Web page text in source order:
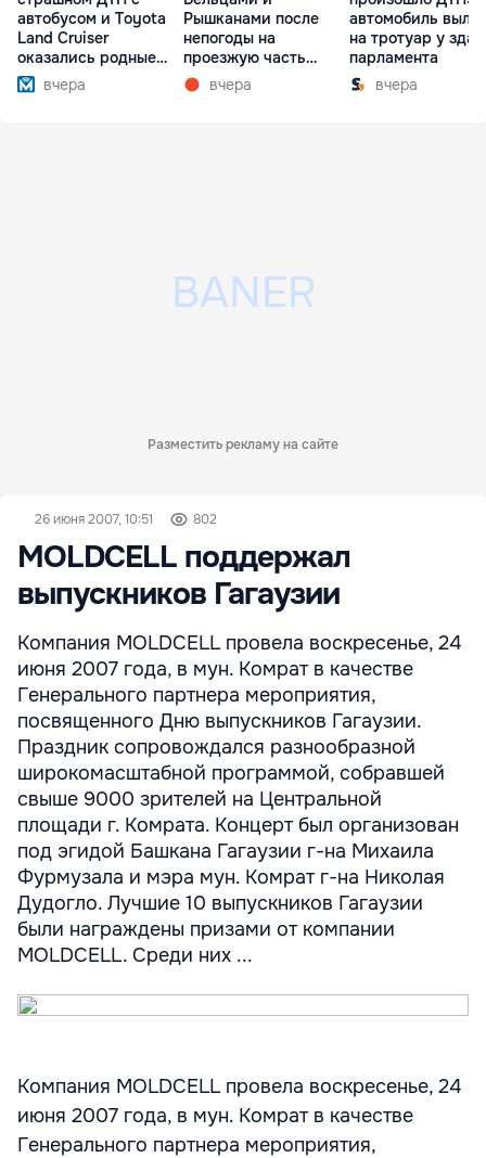
автобусом и Toyota
Land Cruiser
оказались родные
братьявчера
Рышканами после
непогоды на
проезжую часть
упали деревья
вчера
автомобиль
на тротуар у
парламента
вчера
Разместить рекламу на сайте
26 июня 2007, 10:51 802
MOLDCELL поддержал
выпускников Гагаузии
Компания MOLDCELL провела воскресенье, 24
июня 2007 года, в мун. Комрат в качестве
Генерального партнера мероприятия,
посвященного Дню выпускников Гагаузии.
Праздник сопровождался разнообразной
широкомасштабной программой, собравшей
свыше 9000 зрителей на Центральной
площади г. Комрата. Концерт был организован
под эгидой Башкана Гагаузии г-на Михаила
Фурмузала и мэра мун. Комрат г-на Николая
Дудогло. Лучшие 10 выпускников Гагаузии
были награждены призами от компании
MOLDCELL. Среди них ...
Компания MOLDCELL провела воскресенье, 24
июня 2007 года, в мун. Комрат в качестве
Генерального партнера мероприятия,